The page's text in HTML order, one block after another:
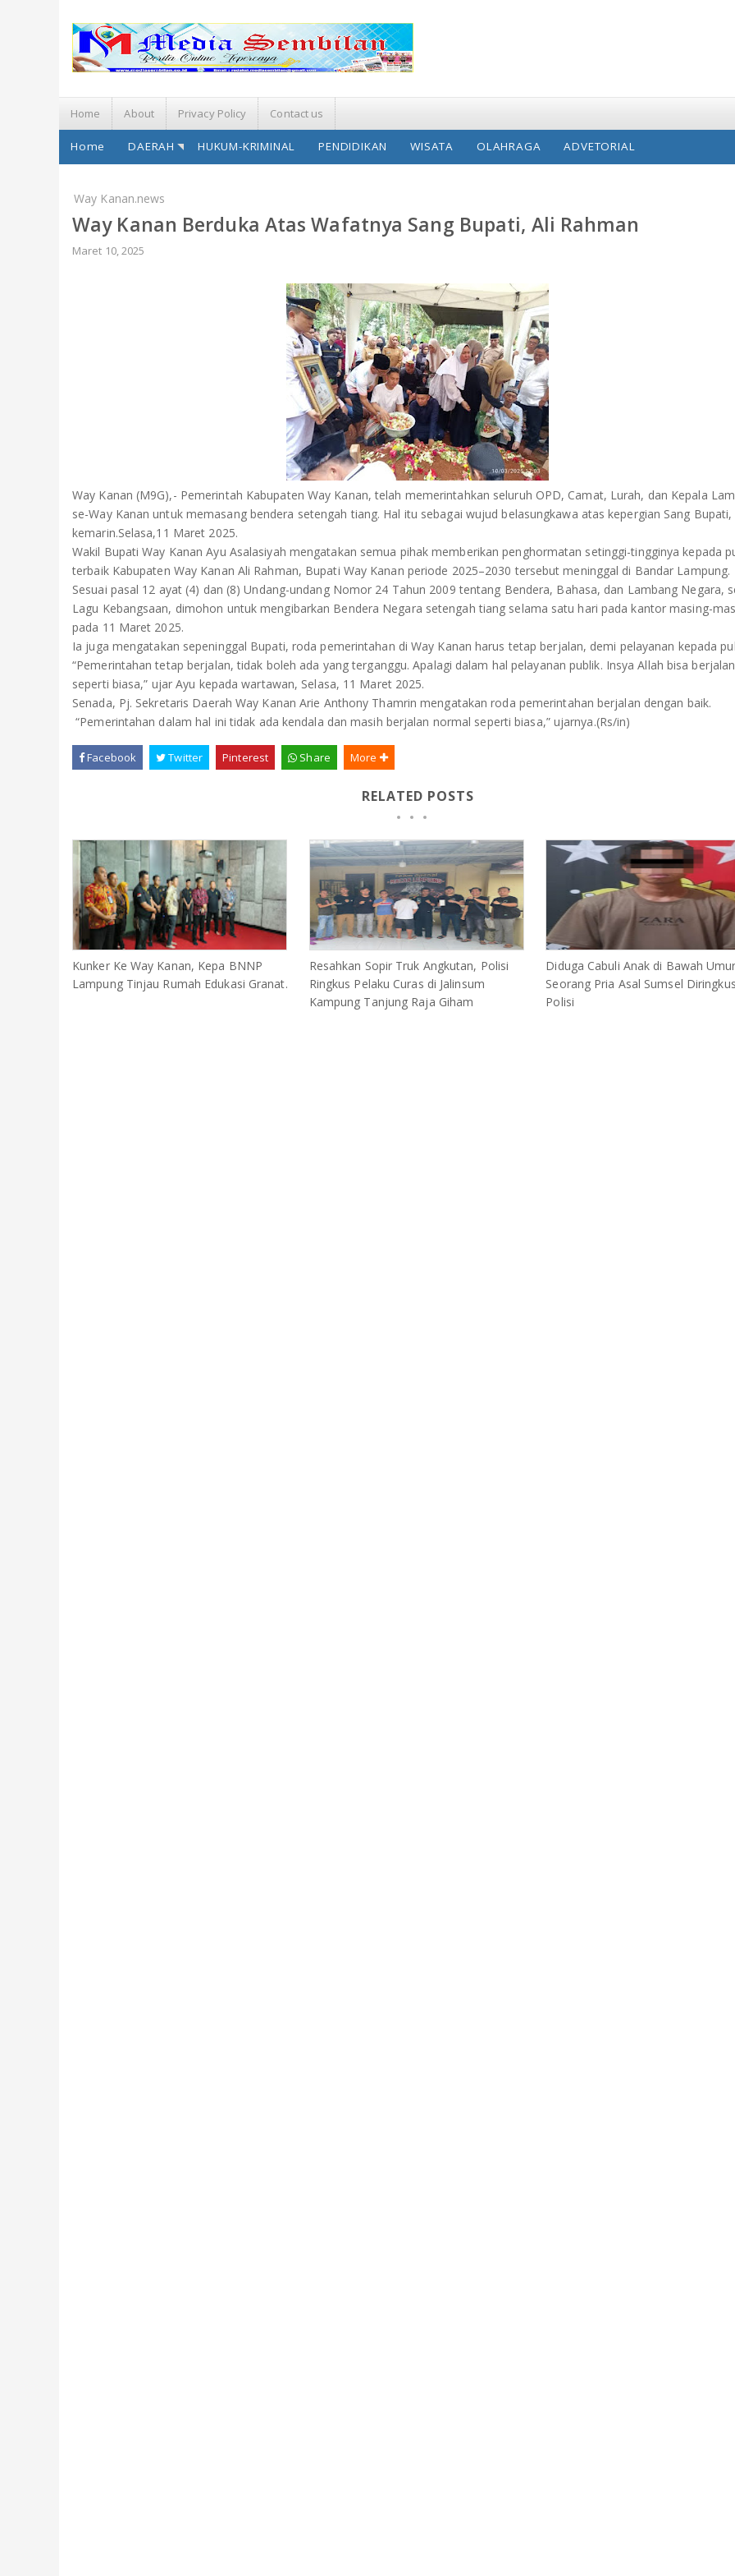
Home About Privacy Policy Contact us
Home DAERAH HUKUM-KRIMINAL PENDIDIKAN WISATA OLAHRAGA ADVETORIAL
Way Kanan.news
Way Kanan Berduka Atas Wafatnya Sang Bupati, Ali Rahman
Maret 10, 2025
Way Kanan (M9G),- Pemerintah Kabupaten Way Kanan, telah memerintahkan seluruh OPD, Camat, Lurah, dan Kepala
se-Way Kanan untuk memasang bendera setengah tiang. Hal itu sebagai wujud belasungkawa atas kepergian Sang Bupati,
kemarin.Selasa,11 Maret 2025.
Wakil Bupati Way Kanan Ayu Asalasiyah mengatakan semua pihak memberikan penghormatan setinggi-tingginya kepada
terbaik Kabupaten Way Kanan Ali Rahman, Bupati Way Kanan periode 2025–2030 tersebut meninggal di Bandar Lampung.
Sesuai pasal 12 ayat (4) dan (8) Undang-undang Nomor 24 Tahun 2009 tentang Bendera, Bahasa, dan Lambang Negara,
Lagu Kebangsaan, dimohon untuk mengibarkan Bendera Negara setengah tiang selama satu hari pada kantor masing-
pada 11 Maret 2025.
Ia juga mengatakan sepeninggal Bupati, roda pemerintahan di Way Kanan harus tetap berjalan, demi pelayanan kepada
“Pemerintahan tetap berjalan, tidak boleh ada yang terganggu. Apalagi dalam hal pelayanan publik. Insya Allah bisa berjalan
seperti biasa,” ujar Ayu kepada wartawan, Selasa, 11 Maret 2025.
Senada, Pj. Sekretaris Daerah Way Kanan Arie Anthony Thamrin mengatakan roda pemerintahan berjalan dengan baik.
“Pemerintahan dalam hal ini tidak ada kendala dan masih berjalan normal seperti biasa,” ujarnya.(Rs/in)
Facebook Twitter Pinterest Share More
RELATED POSTS
Kunker Ke Way Kanan, Kepa BNNP
Lampung Tinjau Rumah Edukasi Granat.
Resahkan Sopir Truk Angkutan, Polisi
Ringkus Pelaku Curas di Jalinsum
Kampung Tanjung Raja Giham
Diduga Cabuli Anak di Bawah
Seorang Pria Asal Sumsel
Polisi